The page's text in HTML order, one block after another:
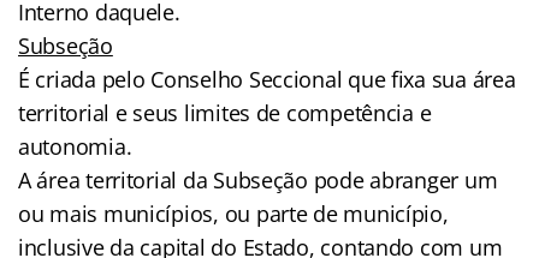
Interno daquele.
Subseção
É criada pelo Conselho Seccional que fixa sua área
territorial e seus limites de competência e
autonomia.
A área territorial da Subseção pode abranger um
ou mais municípios, ou parte de município,
inclusive da capital do Estado, contando com um